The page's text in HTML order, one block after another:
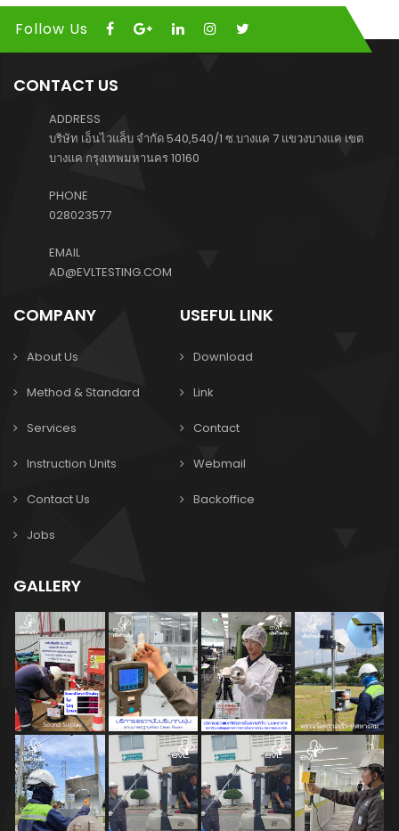
Follow Us
CONTACT US
ADDRESS
บริษัท เอ็นไวแล็บ จำกัด 540,540/1 ซ.บางแค 7 แขวงบางแค เขต
บางแค กรุงเทพมหานคร 10160
PHONE
028023577
EMAIL
AD@EVLTESTING.COM
COMPANY
About Us
Method & Standard
Services
Instruction Units
Contact Us
Jobs
USEFUL LINK
Download
Link
Contact
Webmail
Backoffice
GALLERY